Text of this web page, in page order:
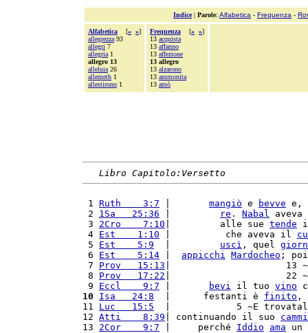
Indice| Parole: Alfabetica - Frequenza -
Alfabetica [« »]
allegrezza 93
allegri 7
allegria 1
allegro 13
alleluia 26
allemeth 1
allestirono 1
Frequenza [« »]
13 acquista
13 affanno
13 affezione
13 allegro
13 alzarono
13 ammonita
13 amò
Libro Capitolo:Versetto
1 Ruth    3:7 mangiò e bevve e,
2 1Sa   25:36 re . Nabal
3 2Cro    7:10 |         alle sue tende
4 Est    1:10 |          che aveva il
5 Est    5:9 uscì , quel
6 Est    5:14 appicchi Mardocheo ;
7 Prov   15:13 |                     13
8 Prov   17:22 |                     22
9 Eccl    9:7 bevi il tuo vino
10
Isa   24:8
  |      festanti è
finito ,
11 Luc   15:5
|            5 ~E
12 Atti    8:39 | continuando il suo
13 2Cor    9:7 |     perché Iddio ama un